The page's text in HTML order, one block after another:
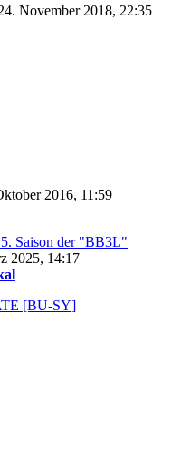
November 2018, 22:35
2016, 11:59
Saison der "BB3L"
2025, 14:17
[BU-SY]